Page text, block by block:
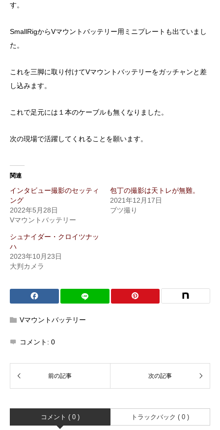
す。
SmallRigからVマウントバッテリー用ミニプレート も出ていまし
た。
これを三脚に取り付けてVマウントバッテリーをガッチャンと差
し込みます。
これで足元には１本のケーブルも無くなりました。
次の現場で活躍してくれることを願います。
関連
インタビュー撮影のセッティ
ング
2022年5月28日
Vマウントバッテリー
包丁の撮影は天トレが無難。
2021年12月17日
ブツ撮り
シュナイダー・クロイツナッ
ハ
2023年10月23日
大判カメラ
Vマウントバッテリー
コメント: 0
コメント ( 0 ) トラックバック ( 0 )